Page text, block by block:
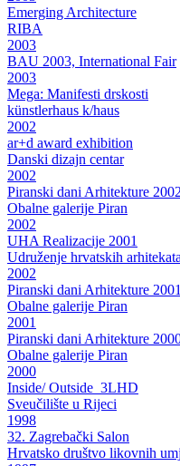
Emerging Architecture
RIBA
2003
BAU 2003, International Fair
2003
Mega: Manifesti drskosti
künstlerhaus k/haus
2002
ar+d award exhibition
Danski dizajn centar
2002
Piranski dani Arhitekture 2002
Obalne galerije Piran
2002
UHA Realizacije 2001
Udruženje hrvatskih arhitekata
2002
Piranski dani Arhitekture 2001
Obalne galerije Piran
2001
Piranski dani Arhitekture
Obalne galerije Piran
2000
Inside/ Outside_3LHD
Sveučilište u Rijeci
1998
32. Zagrebački Salon
Hrvatsko društvo likovnih